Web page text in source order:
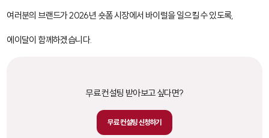
여러분의 브랜드가 2026년 숏폼 시장에서 바이럴을 일으킬 수 있도록,
에이달이 함께하겠습니다.
무료 컨설팅 받아보고 싶다면?
무료 컨설팅 신청하기